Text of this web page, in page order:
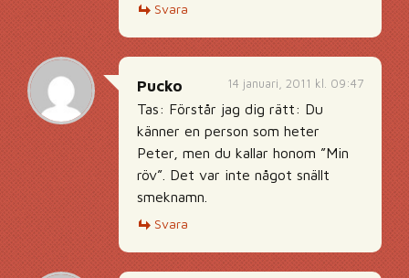
Svara
14 januari, 2011 kl. 09:47
Pucko
Tas: Förstår jag dig rätt: Du
känner en person som heter
Peter, men du kallar honom ”Min
röv”. Det var inte något snällt
smeknamn.
Svara